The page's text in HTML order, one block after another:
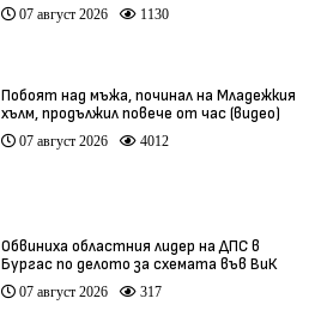
07 август 2026 1130
Побоят над мъжа, починал на Младежкия
хълм, продължил повече от час (видео)
07 август 2026 4012
Обвиниха областния лидер на ДПС в
Бургас по делото за схемата във ВиК
07 август 2026 317